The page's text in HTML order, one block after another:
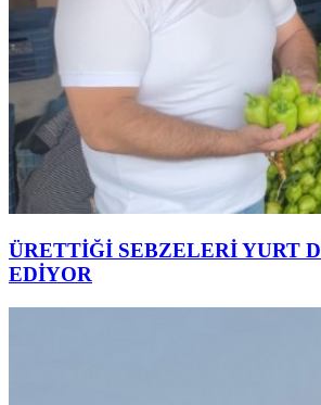
ÜRETTİĞİ SEBZELERİ YURT
EDİYOR